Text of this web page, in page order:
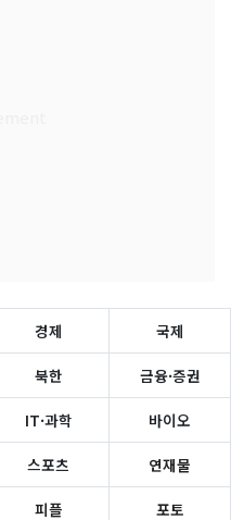
경제 국제
북한 금융·증권
IT·과학 바이오
스포츠 연재물
피플 포토